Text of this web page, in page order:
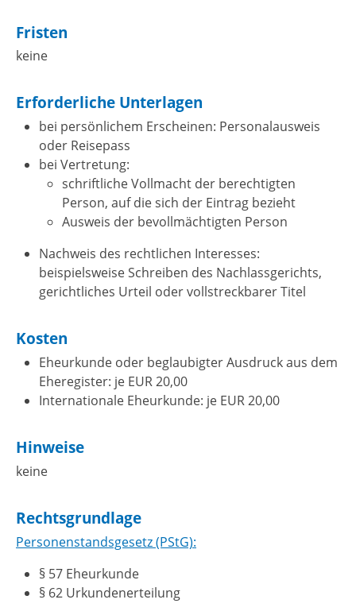
Fristen
keine
Erforderliche Unterlagen
bei persönlichem Erscheinen: Personalausweis
oder Reisepass
bei Vertretung:
schriftliche Vollmacht der berechtigten
Person, auf die sich der Eintrag bezieht
Ausweis der bevollmächtigten Person
Nachweis des rechtlichen Interesses:
beispielsweise Schreiben des Nachlassgerichts,
gerichtliches Urteil oder vollstreckbarer Titel
Kosten
Eheurkunde oder beglaubigter Ausdruck aus dem
Eheregister: je EUR 20,00
Internationale Eheurkunde: je EUR 20,00
Hinweise
keine
Rechtsgrundlage
Personenstandsgesetz (PStG):
§ 57 Eheurkunde
§ 62 Urkundenerteilung